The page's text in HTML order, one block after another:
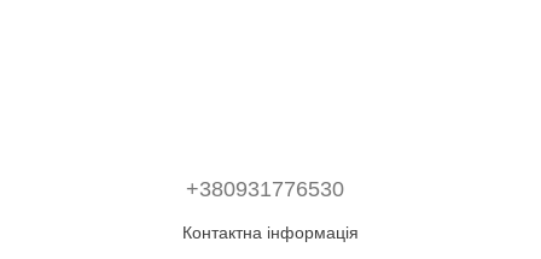
+380931776530
Контактна інформація